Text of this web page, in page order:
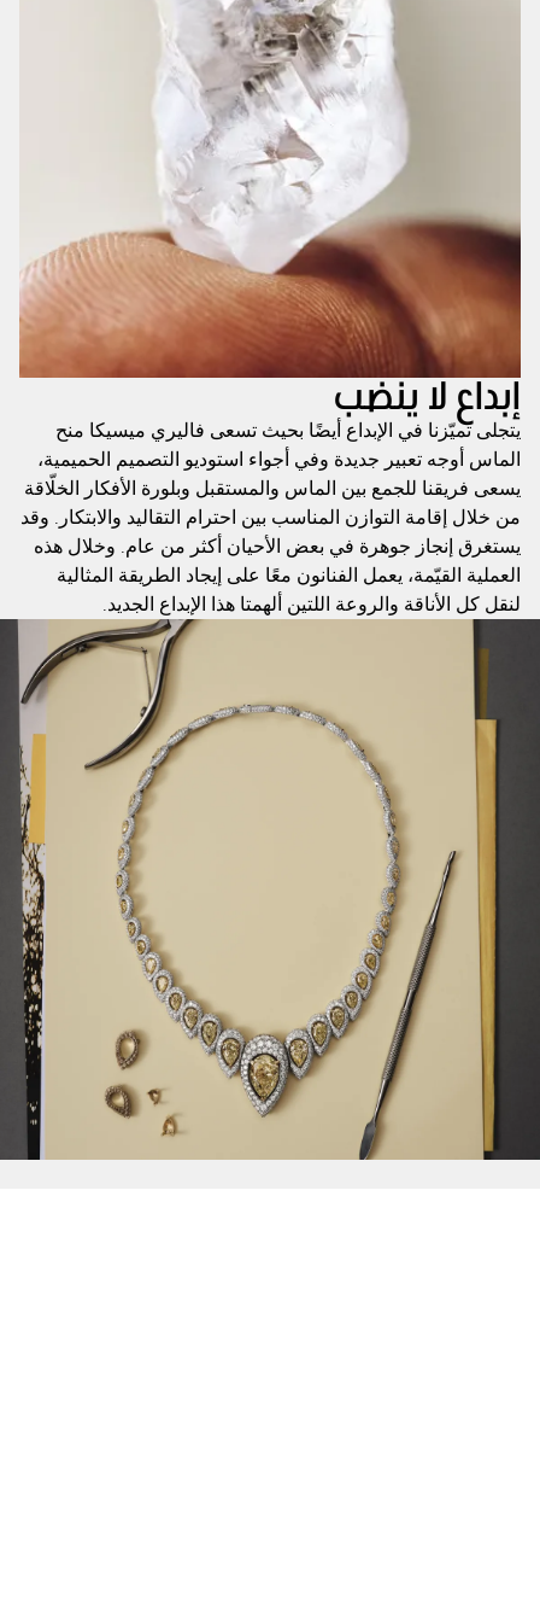
إبداع لا ينضب
يتجلى تميّزنا في الإبداع أيضًا بحيث تسعى فاليري ميسيكا منح
الماس أوجه تعبير جديدة وفي أجواء استوديو التصميم الحميمية،
يسعى فريقنا للجمع بين الماس والمستقبل وبلورة الأفكار الخلّاقة
من خلال إقامة التوازن المناسب بين احترام التقاليد والابتكار. وقد
يستغرق إنجاز جوهرة في بعض الأحيان أكثر من عام. وخلال هذه
العملية القيّمة، يعمل الفنانون معًا على إيجاد الطريقة المثالية
لنقل كل الأناقة والروعة اللتين ألهمتا هذا الإبداع الجديد.